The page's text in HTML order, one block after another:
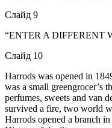
Слайд 9
“ENTER A DIFFERENT
Слайд 10
Harrods was opened in
was a small greengrocer’s
perfumes, sweets and van
survived a fire, two world
Harrods opened a branch